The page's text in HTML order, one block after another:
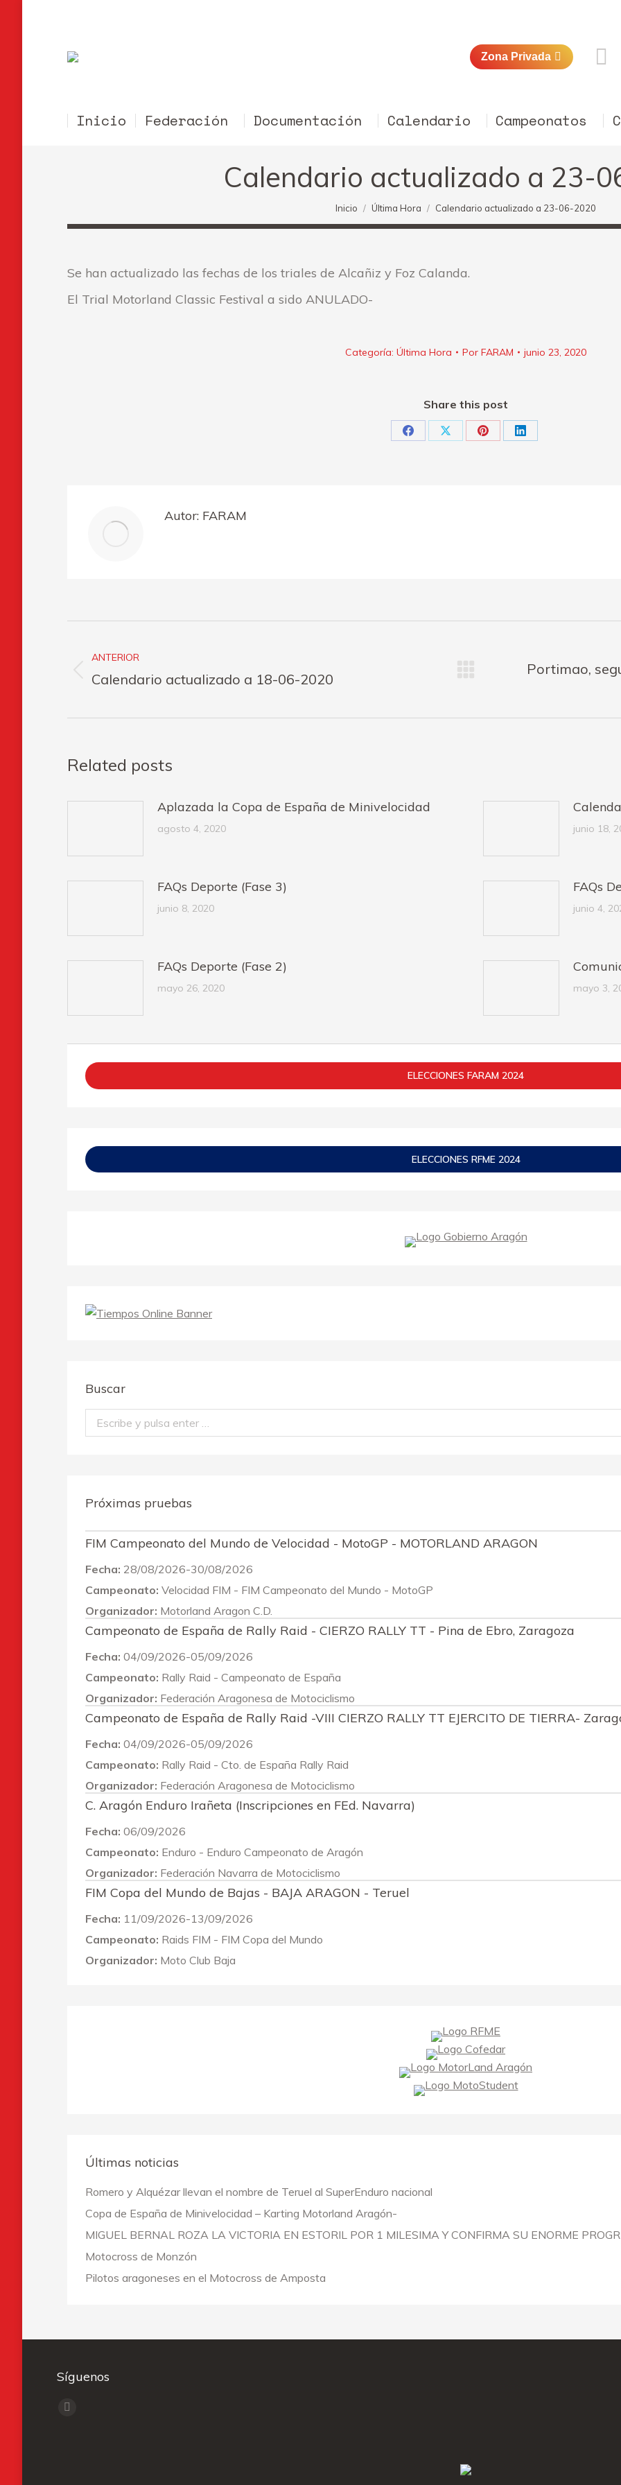
Zona Privada
Inicio Federación Documentación Calendario Campeonatos
Calendario actualizado a 23-
Estás aquí:
Inicio Última Hora Calendario actualizado a 23-06-2020
Se han actualizado las fechas de los triales de Alcañiz y Foz Calanda.
El Trial Motorland Classic Festival a sido ANULADO-
Categoría: Última Hora Por FARAM junio 23, 2020
Share this post
Share Share Share Share
Autor: FARAM
entre
publicaciones
ANTERIOR
Publicación
Calendario actualizado a 18-06-2020
Publicación
Portimao,
Related posts
Aplazada la Copa de España de Minivelocidad
agosto 4, 2020 junio 18,
FAQs Deporte (Fase 3)
junio 8, 2020
FAQs
junio 4,
FAQs Deporte (Fase 2)
mayo 26, 2020 mayo 3,
ELECCIONES FARAM 2024
ELECCIONES RFME 2024
Buscar
Buscar:
Próximas pruebas
FIM Campeonato del Mundo de Velocidad - MotoGP - MOTORLAND ARAGON
Fecha: 28/08/2026-30/08/2026
Campeonato: Velocidad FIM - FIM Campeonato del Mundo - MotoGP
Organizador: Motorland Aragon C.D.
Campeonato de España de Rally Raid - CIERZO RALLY TT - Pina de Ebro, Zaragoza
Fecha: 04/09/2026-05/09/2026
Campeonato: Rally Raid - Campeonato de España
Organizador: Federación Aragonesa de Motociclismo
Campeonato de España de Rally Raid -VIII CIERZO RALLY TT EJERCITO DE TIERRA-
Fecha: 04/09/2026-05/09/2026
Campeonato: Rally Raid - Cto. de España Rally Raid
Organizador: Federación Aragonesa de Motociclismo
C. Aragón Enduro Irañeta (Inscripciones en FEd. Navarra)
Fecha: 06/09/2026
Campeonato: Enduro - Enduro Campeonato de Aragón
Organizador: Federación Navarra de Motociclismo
FIM Copa del Mundo de Bajas - BAJA ARAGON - Teruel
Fecha: 11/09/2026-13/09/2026
Campeonato: Raids FIM - FIM Copa del Mundo
Organizador: Moto Club Baja
Últimas noticias
Romero y Alquézar llevan el nombre de Teruel al SuperEnduro nacional
Copa de España de Minivelocidad – Karting Motorland Aragón-
MIGUEL BERNAL ROZA LA VICTORIA EN ESTORIL POR 1 MILESIMA Y CONFIRMA SU ENORME
Motocross de Monzón
Pilotos aragoneses en el Motocross de Amposta
Síguenos
Encuéntranos en:
Facebook